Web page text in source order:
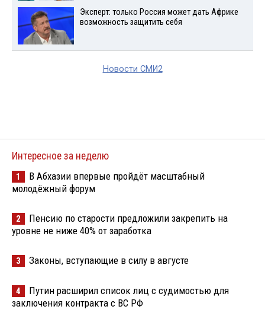
Эксперт: только Россия может дать Африке
возможность защитить себя
Новости СМИ2
Интересное за неделю
1
В Абхазии впервые пройдёт масштабный
молодёжный форум
2
Пенсию по старости предложили закрепить на
уровне не ниже 40% от заработка
3 Законы, вступающие в силу в августе
4
Путин расширил список лиц с судимостью для
заключения контракта с ВС РФ